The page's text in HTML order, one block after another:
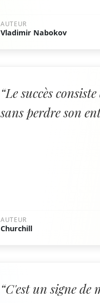
AUTEUR
Vladimir Nabokov
“Le succès
sans perdre son
AUTEUR
Churchill
“C'est un signe de